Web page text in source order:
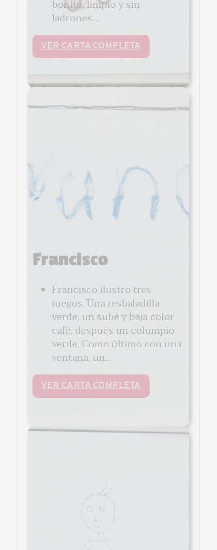
bonito, limpio y sin
ladrones....
VER CARTA COMPLETA
Francisco
Francisco ilustro tres
juegos. Una resbaladilla
verde, un sube y baja color
café, después un columpio
verde. Como último con una
ventana, un...
VER CARTA COMPLETA